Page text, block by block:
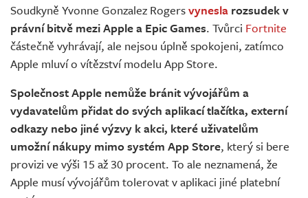
Soudkyně Yvonne Gonzalez Rogersvynesla rozsudek v
právní bitvě mezi Apple a Epic Games. Tvůrci Fortnite
částečně vyhrávají, ale nejsou úplně spokojeni, zatímco
Apple mluví o vítězství modelu App Store.
Společnost Apple nemůže bránit vývojářům a
vydavatelům přidat do svých aplikací tlačítka, externí
odkazy nebo jiné výzvy k akci, které uživatelům
umožní nákupy mimo systém App Store, který si bere
provizi ve výši 15 až 30 procent. To ale neznamená, že
Apple musí vývojářům tolerovat v aplikaci jiné platební